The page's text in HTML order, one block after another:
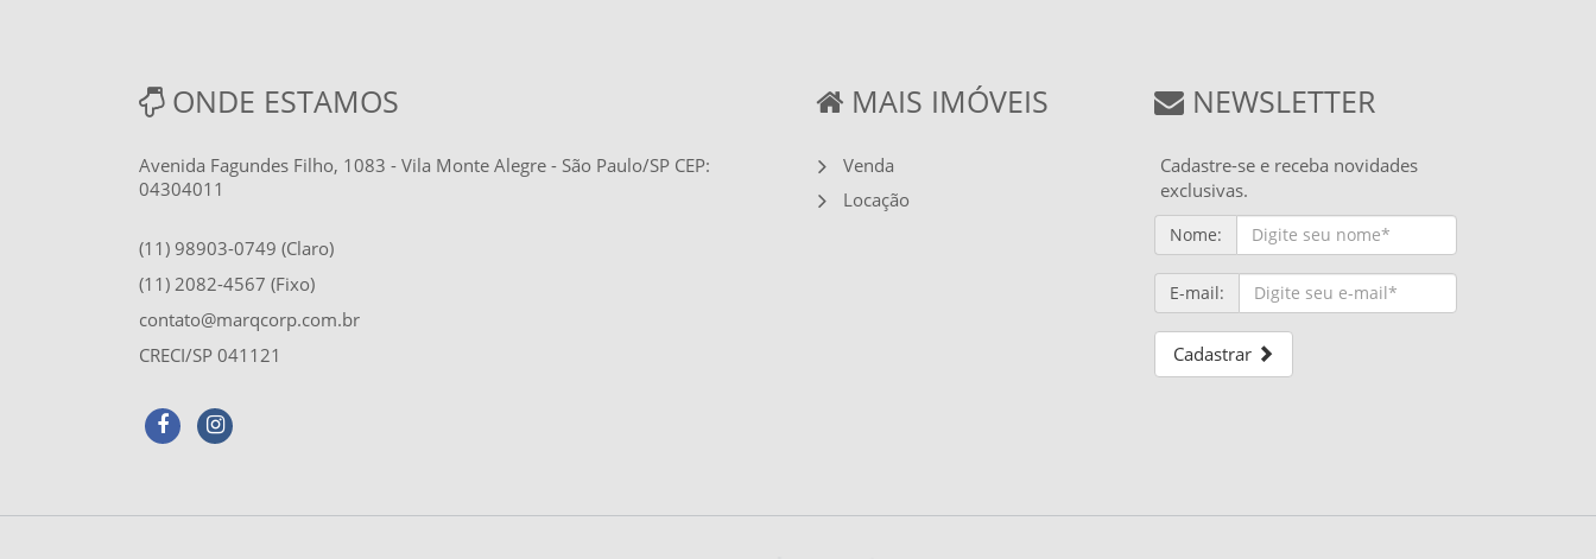
ONDE ESTAMOS
Avenida Fagundes Filho, 1083 - Vila Monte Alegre - São Paulo/SP CEP:
04304011
(11) 98903-0749 (Claro)
(11) 2082-4567 (Fixo)
contato@marqcorp.com.br
CRECI/SP 041121
MAIS IMÓVEIS
Venda
Locação
NEWSLETTER
Cadastre-se e receba novidades
exclusivas.
Nome:
E-mail:
Cadastrar